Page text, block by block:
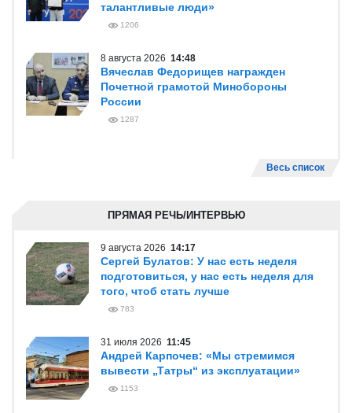
талантливые люди»
1206
8 августа 2026 14:48
Вячеслав Федорищев награжден
Почетной грамотой Минобороны
России
1287
Весь список
ПРЯМАЯ РЕЧЬ/ИНТЕРВЬЮ
9 августа 2026 14:17
Сергей Булатов: У нас есть неделя
подготовиться, у нас есть неделя для
того, чтоб стать лучше
783
31 июля 2026 11:45
Андрей Карпочев: «Мы стремимся
вывести „Татры“ из эксплуатации»
1153